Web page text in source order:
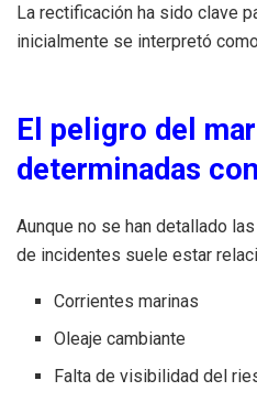
La rectificación ha sido clave
inicialmente se interpretó
El peligro del
determinadas
Aunque no se han detallado
de incidentes suele estar
Corrientes marinas
Oleaje cambiante
Falta de visibilidad del